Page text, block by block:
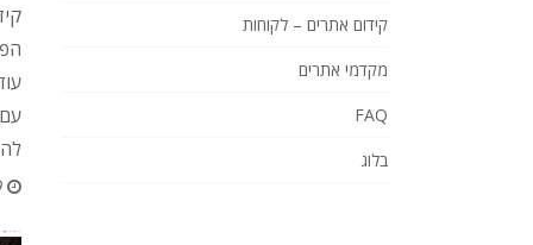
9
קידום אתרים – לקוחות
מקדמי אתרים
FAQ
בלוג